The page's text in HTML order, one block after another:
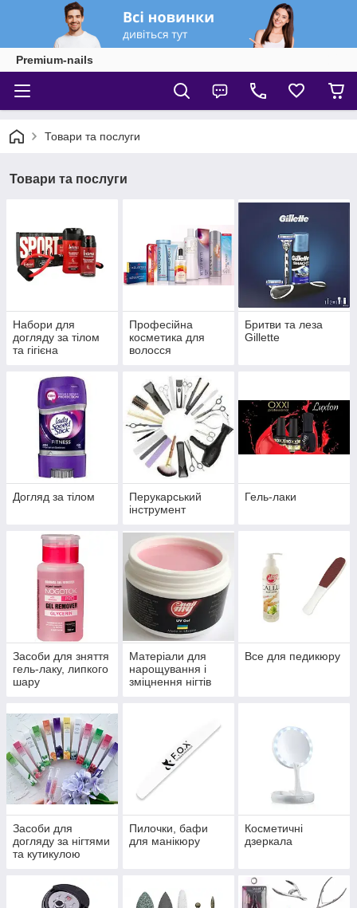
Premium-nails
Товари та послуги
Товари та послуги
Набори для
догляду за тілом
та гігієна
Професійна
косметика для
волосся
Бритви та леза
Gillette
Догляд за тілом
Перукарський
інструмент
Гель-лаки
Засоби для зняття
гель-лаку, липкого
шару
Матеріали для
нарощування і
зміцнення нігтів
Все для педикюру
Засоби для
догляду за нігтями
та кутикулою
Пилочки, бафи
для манікюру
Косметичні
дзеркала